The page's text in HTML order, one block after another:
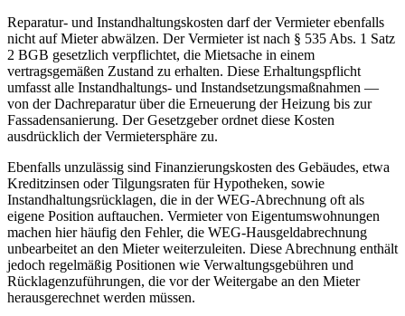
Reparatur- und Instandhaltungskosten darf der Vermieter ebenfalls
nicht auf Mieter abwälzen. Der Vermieter ist nach § 535 Abs. 1 Satz
2 BGB gesetzlich verpflichtet, die Mietsache in einem
vertragsgemäßen Zustand zu erhalten. Diese Erhaltungspflicht
umfasst alle Instandhaltungs- und Instandsetzungsmaßnahmen —
von der Dachreparatur über die Erneuerung der Heizung bis zur
Fassadensanierung. Der Gesetzgeber ordnet diese Kosten
ausdrücklich der Vermietersphäre zu.
Ebenfalls unzulässig sind Finanzierungskosten des Gebäudes, etwa
Kreditzinsen oder Tilgungsraten für Hypotheken, sowie
Instandhaltungsrücklagen, die in der WEG-Abrechnung oft als
eigene Position auftauchen. Vermieter von Eigentumswohnungen
machen hier häufig den Fehler, die WEG-Hausgeldabrechnung
unbearbeitet an den Mieter weiterzuleiten. Diese Abrechnung enthält
jedoch regelmäßig Positionen wie Verwaltungsgebühren und
Rücklagenzuführungen, die vor der Weitergabe an den Mieter
herausgerechnet werden müssen.